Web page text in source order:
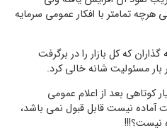
تمامتر با افکار عمومی سرمایه
که کل بازار را در برگرفت
بار مسئولیت شانه خالی کرد.
بعد از اعلام عمومی
نیست قابل قبول نمی باشد،
نیست؟!!!